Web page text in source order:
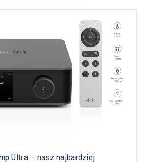
Ultra – nasz najbardziej